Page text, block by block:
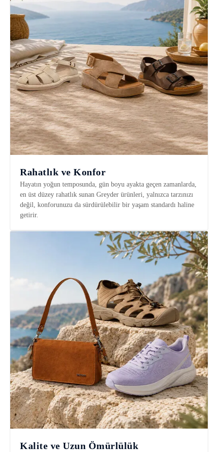
Rahatlık ve Konfor
Hayatın yoğun temposunda, gün boyu ayakta geçen zamanlarda,
en üst düzey rahatlık sunan Greyder ürünleri, yalnızca tarzınızı
değil, konforunuzu da sürdürülebilir bir yaşam standardı haline
getirir.
Kalite ve Uzun Ömürlülük